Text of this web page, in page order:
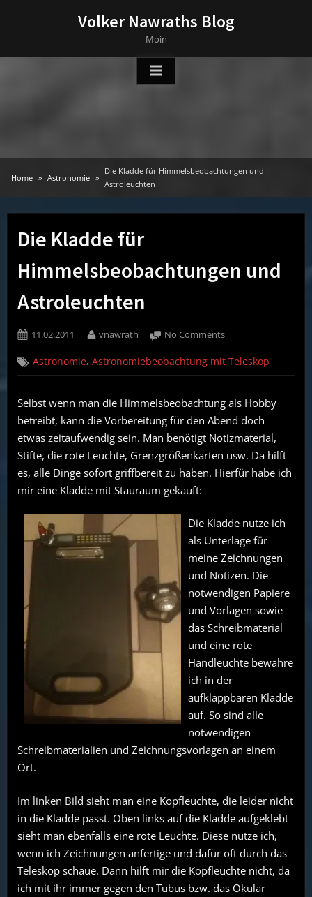
Volker Nawraths Blog
Moin
Home Astronomie
Die Kladde für Himmelsbeobachtungen und
Astroleuchten
Die Kladde für
Himmelsbeobachtungen und
Astroleuchten
Posted
11.02.2011 By
vnawrath No Commentson
Kladde
für
und
Astroleuchten
Astronomie,Astronomiebeobachtung mit Teleskop
Selbst wenn man die Himmelsbeobachtung als Hobby
betreibt, kann die Vorbereitung für den Abend doch
etwas zeitaufwendig sein. Man benötigt Notizmaterial,
Stifte, die rote Leuchte, Grenzgrößenkarten usw. Da hilft
es, alle Dinge sofort griffbereit zu haben. Hierfür habe ich
mir eine Kladde mit Stauraum gekauft:
Die Kladde nutze ich
als Unterlage für
meine Zeichnungen
und Notizen. Die
notwendigen Papiere
und Vorlagen sowie
das Schreibmaterial
und eine rote
Handleuchte bewahre
ich in der
aufklappbaren Kladde
auf. So sind alle
notwendigen
Schreibmaterialien und Zeichnungsvorlagen an einem
Ort.
Im linken Bild sieht man eine Kopfleuchte, die leider nicht
in die Kladde passt. Oben links auf die Kladde aufgeklebt
sieht man ebenfalls eine rote Leuchte. Diese nutze ich,
wenn ich Zeichnungen anfertige und dafür oft durch das
Teleskop schaue. Dann hilft mir die Kopfleuchte nicht, da
ich mit ihr immer gegen den Tubus bzw. das Okular